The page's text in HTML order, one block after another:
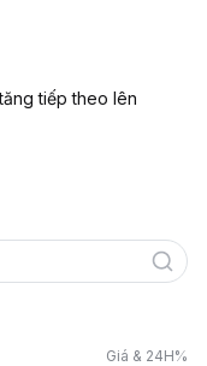
tiếp theo lên
Giá & 24H%